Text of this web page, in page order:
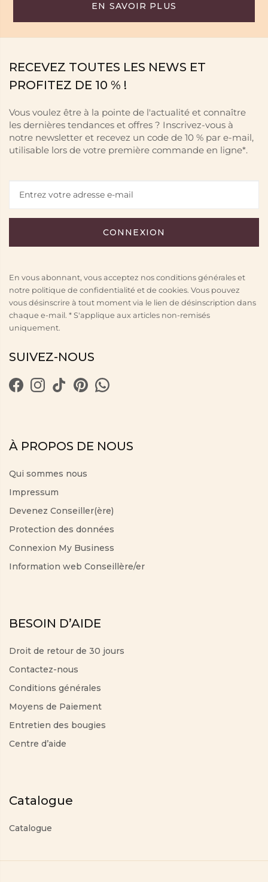
EN SAVOIR PLUS
RECEVEZ TOUTES LES NEWS ET
PROFITEZ DE 10 % !
Vous voulez être à la pointe de l'actualité et connaître
les dernières tendances et offres ? Inscrivez-vous à
notre newsletter et recevez un code de 10 % par e-mail,
utilisable lors de votre première commande en ligne*.
En vous abonnant, vous acceptez nos conditions générales et
notre politique de confidentialité et de cookies. Vous pouvez
vous désinscrire à tout moment via le lien de désinscription dans
chaque e-mail. * S'applique aux articles non-remisés
uniquement.
SUIVEZ-NOUS
À PROPOS DE NOUS
Qui sommes nous
Impressum
Devenez Conseiller(ère)
Protection des données
Connexion My Business
Information web Conseillère/er
BESOIN D’AIDE
Droit de retour de 30 jours
Contactez-nous
Conditions générales
Moyens de Paiement
Entretien des bougies
Centre d’aide
Catalogue
Catalogue